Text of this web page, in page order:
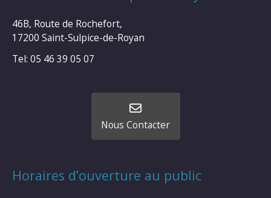
46B, Route de Rochefort,
17200 Saint-Sulpice-de-Royan
Tel: 05 46 39 05 07
Nous Contacter
Horaires d’ouverture au public